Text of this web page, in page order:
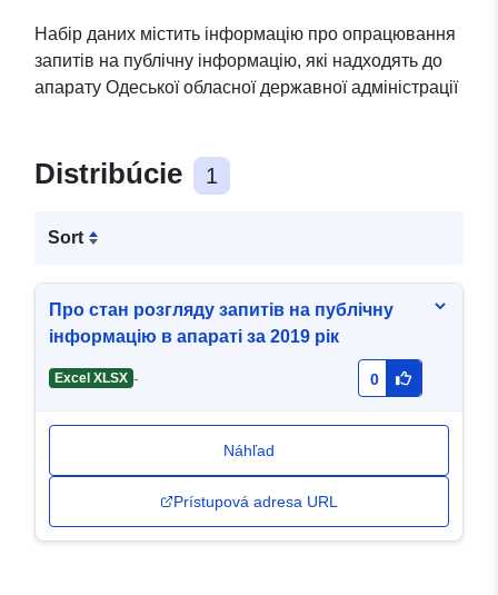
Набір даних містить інформацію про опрацювання
запитів на публічну інформацію, які надходять до
апарату Одеської обласної державної адміністрації
Distribúcie 1
Sort
Про стан розгляду запитів на публічну
інформацію в апараті за 2019 рік
Excel XLSX - 0
Náhľad
Prístupová adresa URL